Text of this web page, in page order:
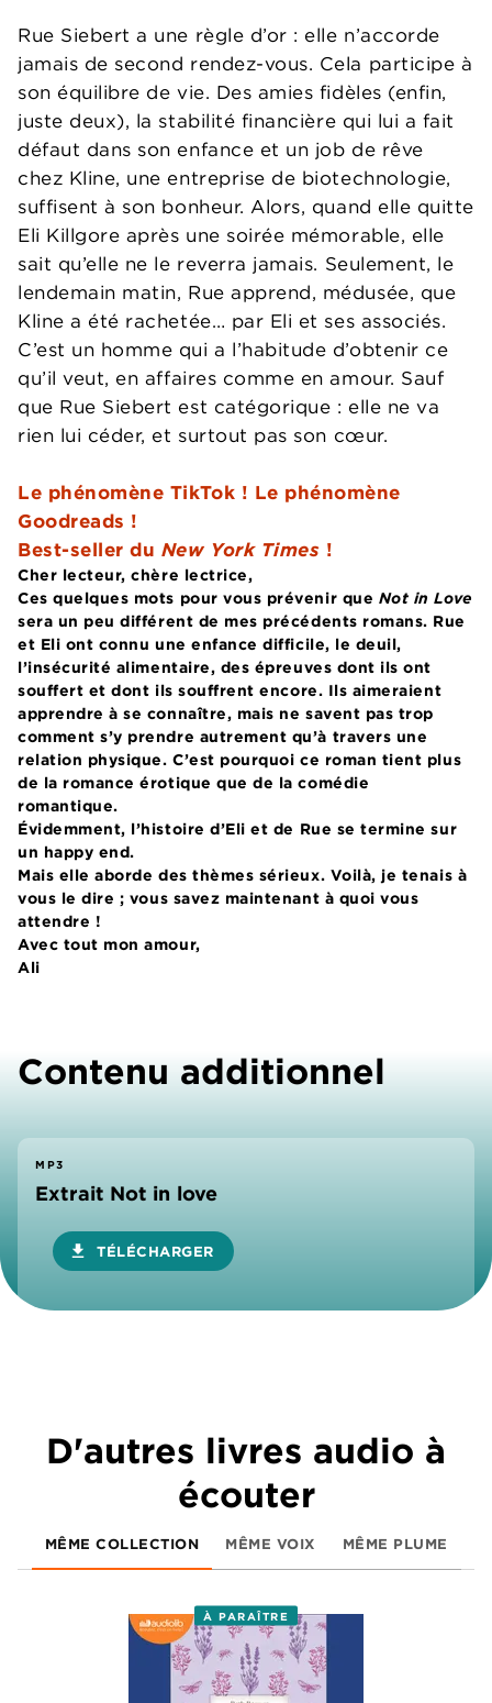
Rue Siebert a une règle d’or : elle n’accorde
jamais de second rendez-vous. Cela participe à
son équilibre de vie. Des amies fidèles (enfin,
juste deux), la stabilité financière qui lui a fait
défaut dans son enfance et un job de rêve
chez Kline, une entreprise de biotechnologie,
suffisent à son bonheur. Alors, quand elle quitte
Eli Killgore après une soirée mémorable, elle
sait qu’elle ne le reverra jamais. Seulement, le
lendemain matin, Rue apprend, médusée, que
Kline a été rachetée… par Eli et ses associés.
C’est un homme qui a l’habitude d’obtenir ce
qu’il veut, en affaires comme en amour. Sauf
que Rue Siebert est catégorique : elle ne va
rien lui céder, et surtout pas son cœur.
Le phénomène TikTok ! Le phénomène
Goodreads !
Best-seller du New York Times !
Cher lecteur, chère lectrice,
Ces quelques mots pour vous prévenir que Not in Love
sera un peu différent de mes précédents romans. Rue
et Eli ont connu une enfance difficile, le deuil,
l’insécurité alimentaire, des épreuves dont ils ont
souffert et dont ils souffrent encore. Ils aimeraient
apprendre à se connaître, mais ne savent pas trop
comment s’y prendre autrement qu’à travers une
relation physique. C’est pourquoi ce roman tient plus
de la romance érotique que de la comédie
romantique.
Évidemment, l’histoire d’Eli et de Rue se termine sur
un happy end.
Mais elle aborde des thèmes sérieux. Voilà, je tenais à
vous le dire ; vous savez maintenant à quoi vous
attendre !
Avec tout mon amour,
Ali
Contenu additionnel
MP3
Extrait Not in love
download TÉLÉCHARGER
D'autres livres audio à
écouter
MÊME COLLECTION MÊME VOIX MÊME PLUME
À PARAÎTRE